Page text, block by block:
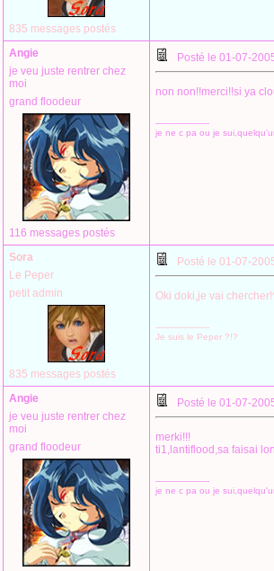
835 messages postés
Angie
je veu juste rentrer chez
moi
grand floodeur
116 messages postés
Posté le 01-07-
non non!!merci!!si ya
--------------------
je ne c pa ou je
Sora
Le Peper
petit admin
835 messages postés
Posté le 01-07-
Oki doki,je vai
--------------------
Je suis le Peper ?!?
Angie
je veu juste rentrer chez
moi
grand floodeur
Posté le 01-07-
merki!!!
ti1,lantiflood,sa faisai
--------------------
je ne c pa ou je